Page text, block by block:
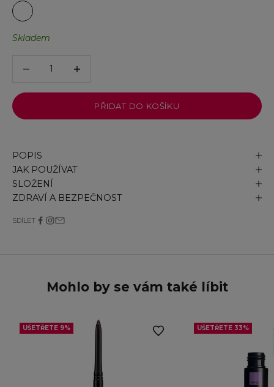
Blackest Black
Skladem
PŘIDAT DO KOŠÍKU
POPIS
JAK POUŽÍVAT
SLOŽENÍ
ZDRAVÍ A BEZPEČNOST
SDÍLET
Mohlo by se vám také líbit
UŠETŘETE 9% UŠETŘETE 33%